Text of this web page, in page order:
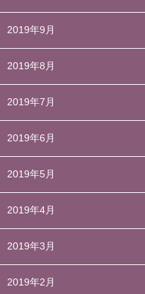
2019年9月
2019年8月
2019年7月
2019年6月
2019年5月
2019年4月
2019年3月
2019年2月